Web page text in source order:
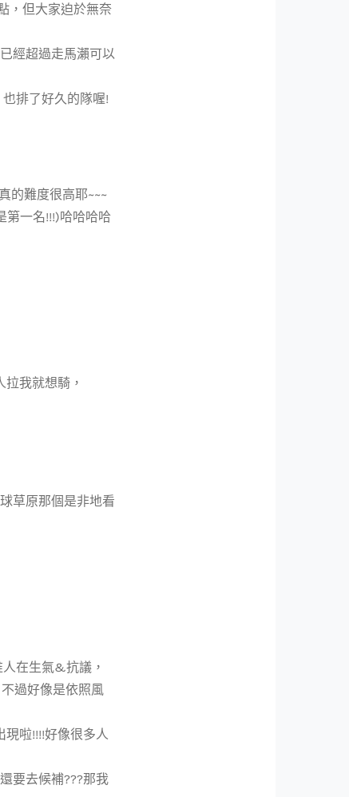
，但大家迫於無奈
經超過走馬瀨可以
也排了好久的隊喔!
的難度很高耶~~~
第一名!!!)哈哈哈哈
我就想騎，
草原那個是非地看
在生氣&抗議，
過好像是依照風
現啦!!!!好像很多人
要去候補???那我